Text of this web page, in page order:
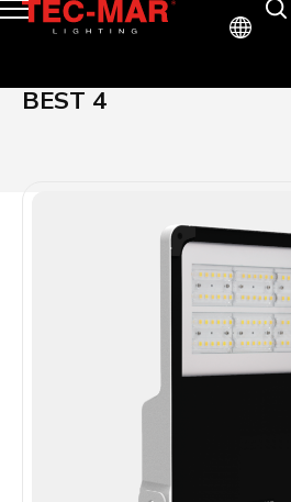
BEST 4